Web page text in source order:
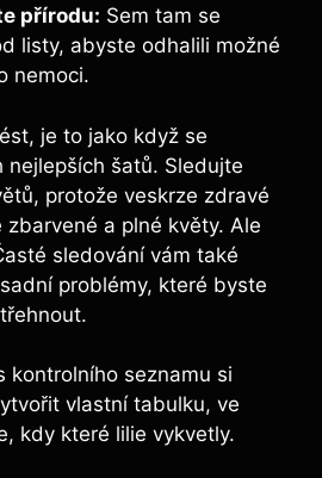
přírodu: Sem tam se
listy, abyste odhalili možné
nemoci.
je to jako když se
nejlepších šatů. Sledujte
protože veskrze zdravé
a plné květy. Ale
sledování vám také
problémy, které byste
kontrolního seznamu si
vlastní tabulku, ve
kdy které lilie vykvetly.